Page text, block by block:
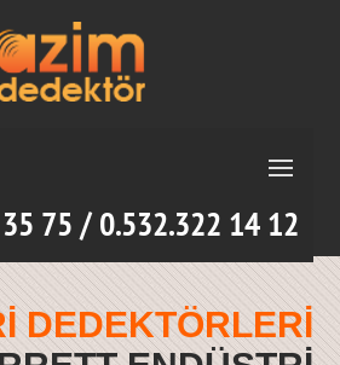
75 / 0.532.322 14 12
DEDEKTÖRLERİ